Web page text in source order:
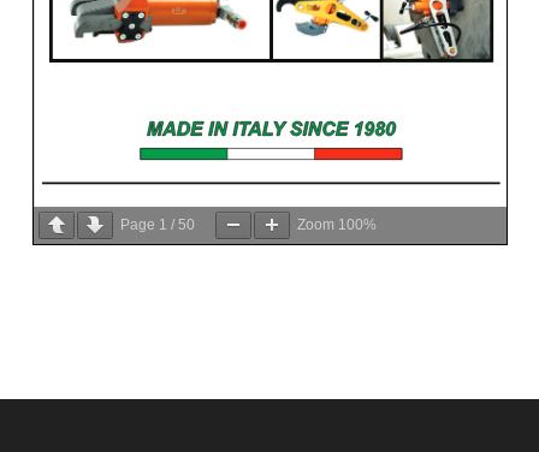
Page 1 /50 Zoom 100%